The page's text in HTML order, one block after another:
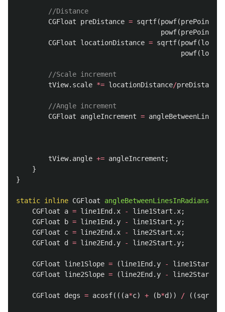
//Distance
CGFloat
preDistance = sqrtf(powf(prePoint2
powf(prePoint2
CGFloat
locationDistance = sqrtf(powf(
powf(
//Scale increment
tView. scale *= locationDistance/preDistance
//Angle increment
CGFloat
angleIncrement =
tView. angle += angleIncrement ;
}
}
static inline CGFloat angleBetweenLinesInRadians
CGFloat
a = line1End . x - line1Start . x;
CGFloat
b = line1End . y - line1Start . y;
CGFloat
c = line2End . x - line2Start . x;
CGFloat
d = line2End . y - line2Start . y;
CGFloat line1Slope = (line1End . y - line1Start
CGFloat
line2Slope = (line2End . y - line2Start
CGFloat degs = acosf(((a*c) + ( b*d )) / ((sqrt